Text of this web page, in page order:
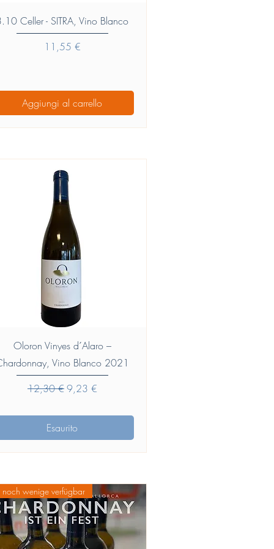
Vista rapida
Celler - SITRA, Vino Blanco
Prezzo
11,55 €
Aggiungi al carrello
Vista rapida
Oloron Vinyes d´Alaro –
Vino Blanco 2021
Prezzo regolare
12,30 €Prezzo scontato
9,23 €
Esaurito
wenige verfügbar